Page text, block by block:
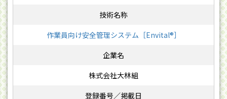
作業員向け安全管理システム［Envital®］
株式会社大林組